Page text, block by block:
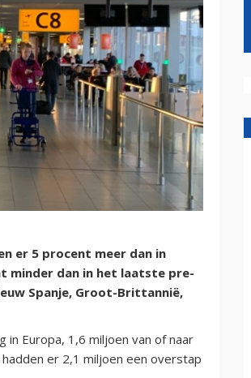
er 5 procent meer dan in
minder dan in het laatste pre-
Spanje, Groot-Brittannië,
in Europa, 1,6 miljoen van of naar
er 2,1 miljoen een overstap